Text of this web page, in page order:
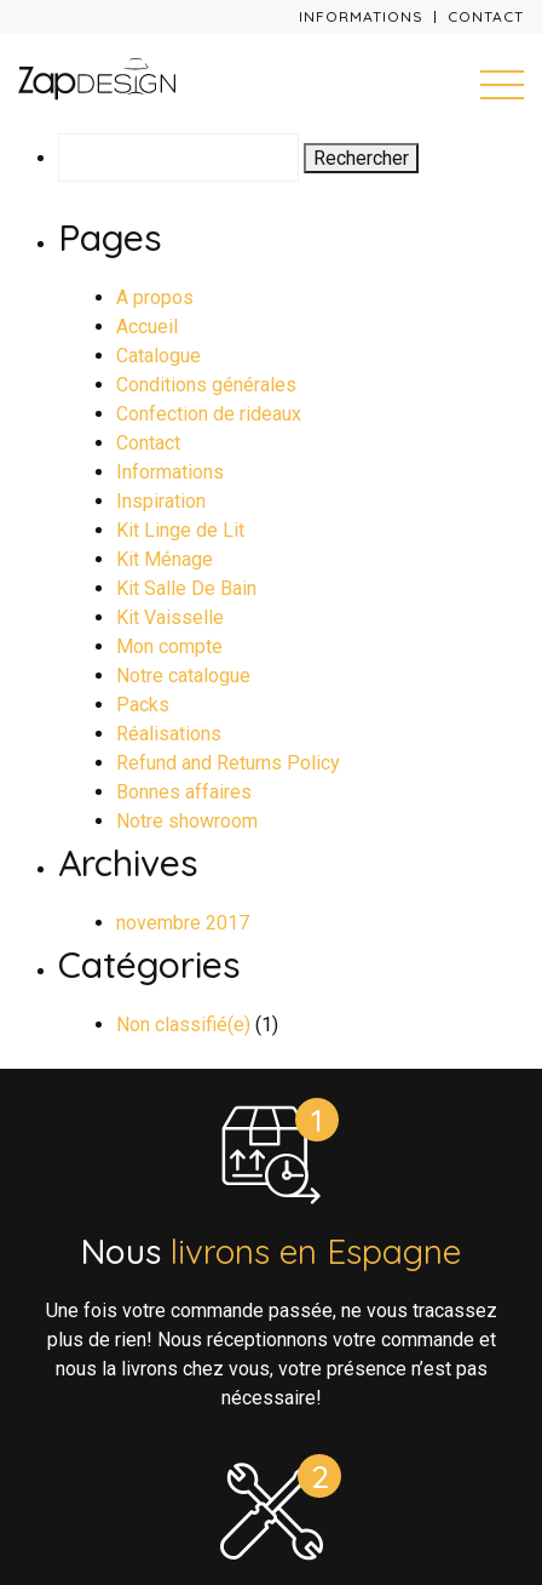
INFORMATIONS CONTACT
Pages
A propos
Accueil
Catalogue
Conditions générales
Confection de rideaux
Contact
Informations
Inspiration
Kit Linge de Lit
Kit Ménage
Kit Salle De Bain
Kit Vaisselle
Mon compte
Notre catalogue
Packs
Réalisations
Refund and Returns Policy
Bonnes affaires
Notre showroom
Archives
novembre 2017
Catégories
Non classifié(e) (1)
Nous livrons en Espagne
Une fois votre commande passée, ne vous tracassez
plus de rien! Nous réceptionnons votre commande et
nous la livrons chez vous, votre présence n’est pas
nécessaire!